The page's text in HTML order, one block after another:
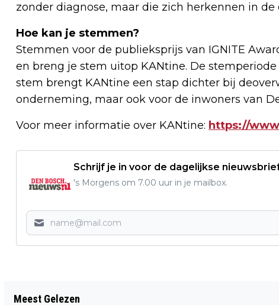
zonder diagnose, maar die zich herkennen in
Hoe kan je stemmen?
Stemmen voor de publieksprijs van IGNITE
en breng je stem uitop KANtine. De
stem brengt KANtine een stap dichter bij
onderneming, maar ook voor de inwoners van
Voor meer informatie over KANtine: https://
Schrijf je in voor de dagelijkse
's Morgens om 7.00 uur in je mailbox.
Meest Gelezen